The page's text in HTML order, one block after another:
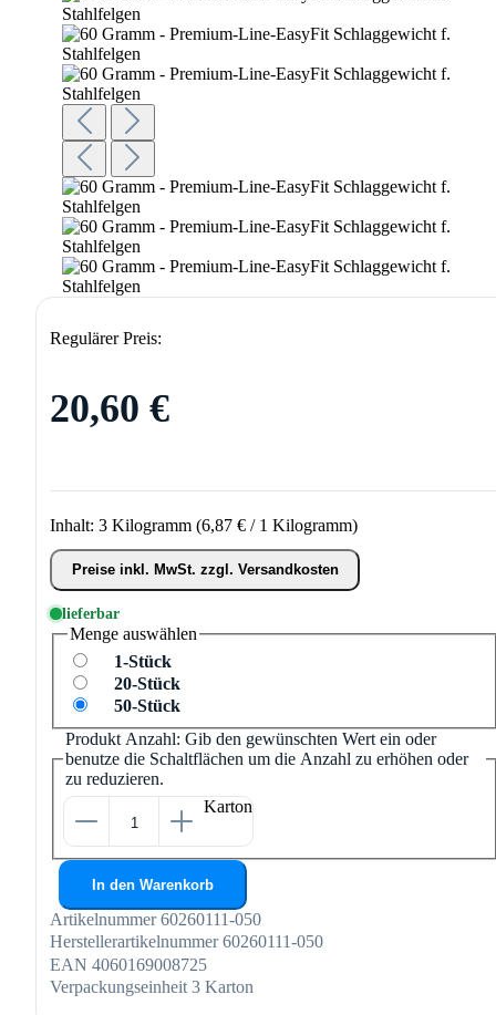
Regulärer Preis:
20,60 €
Inhalt: 3 Kilogramm (6,87 € / 1 Kilogramm)
Preise inkl. MwSt. zzgl. Versandkosten
lieferbar
Menge auswählen
1-Stück
20-Stück
50-Stück
Produkt Anzahl: Gib den gewünschten Wert ein oder
benutze die Schaltflächen um die Anzahl zu erhöhen oder
zu reduzieren.
Karton
In den Warenkorb
Artikelnummer 60260111-050
Herstellerartikelnummer 60260111-050
EAN 4060169008725
Verpackungseinheit 3 Karton